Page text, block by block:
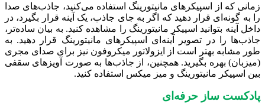
زمانی که از اسپیکرهای مانیتورینگ استفاده می‌کنید، جاذب‌های صدا
را به گونه‌ای قرار دهید که اگر به جای جاذب، یک آینه قرار بگیرد، در
داخل آینه بتوانید اسپیکر مانیتورینگ را مشاهده کنید. به بیان ساده‌تر،
جاذب‌ها را در تصویر آینه‌ای اسپیکرهای مانیتورینگ قرار دهید. به
طور مشابه بهتر است از ایزولاتور میکروفون نیز برای صدای مجری
(میزبان) بهره بگیرید. همچنین، از جاذب‌ها به صورت آویزهای سقفی
بین اسپیکر مانیتورینگ و میز میکس استفاده کنید.
پادکست ساز حرفه‌ای